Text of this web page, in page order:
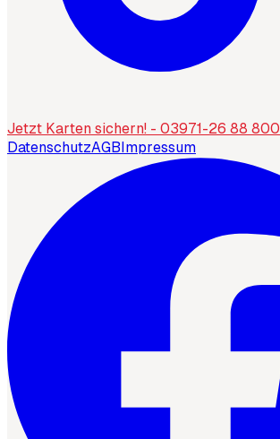
Jetzt Karten sichern! - 03971-26 88 800
DatenschutzAGBImpressum